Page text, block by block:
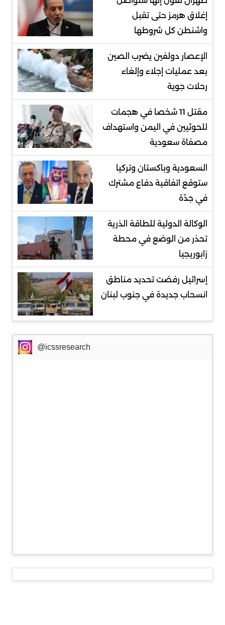
إغلاق هرمز حتى تقبل
واشنطن كل شروطها
الإعصار دولفين يضرب الصين
بعد عمليات إجلاء وإلغاء
رحلات جوية
مقتل 11 شخصا في هجمات
للحوثيين في اليمن واستهداف
مصفاة سعودية
السعودية وباكستان وتركيا
ستوقع اتفاقية دفاع مشترك
في جدّة
الوكالة الدولية للطاقة الذرية
تحذر من الوضع في محطة
زابوريجيا
إسرائيل رفضت تحديد مناطق
انسحاب جديدة في جنوب لبنان
@icssresearch